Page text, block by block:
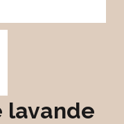
lavande